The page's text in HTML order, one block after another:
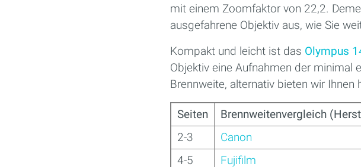
mit einem Zoomfaktor von 22,2.
ausgefahrene Objektiv aus, wie Sie
Kompakt und leicht ist das Olympus
Objektiv eine Aufnahmen der minimal
Brennweite, alternativ bieten wir Ihnen
Seiten
Brennweitenvergleich
2-3
Canon
4-5
Fujifilm